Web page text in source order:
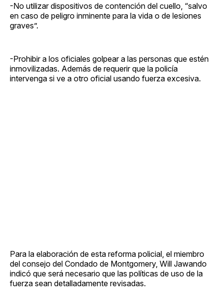
-No utilizar dispositivos de contención del cuello, “salvo
en caso de peligro inminente para la vida o de lesiones
graves”.
-Prohibir a los oficiales golpear a las personas que estén
inmovilizadas. Además de requerir que la policía
intervenga si ve a otro oficial usando fuerza excesiva.
Para la elaboración de esta reforma policial, el miembro
del consejo del Condado de Montgomery, Will Jawando
indicó que será necesario que las políticas de uso de la
fuerza sean detalladamente revisadas.